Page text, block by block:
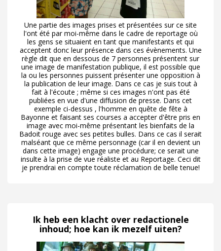
Une partie des images prises et présentées sur ce site
l'ont été par moi-même dans le cadre de reportage où
les gens se situaient en tant que manifestants et qui
acceptent donc leur présence dans ces évènements. Une
règle dit que en dessous de 7 personnes présentent sur
une image de manifestation publique, il est possible que
la ou les personnes puissent présenter une opposition à
la publication de leur image. Dans ce cas je suis tout à
fait à l'écoute ; même si ces images n'ont pas été
publiées en vue d'une diffusion de presse. Dans cet
exemple ci-dessus , l'homme en quête de fête à
Bayonne et faisant ses courses a accepter d'être pris en
image avec moi-même présentant les bienfaits de la
Badoit rouge avec ses petites bulles. Dans ce cas il serait
malséant que ce même personnage (car il en devient un
dans cette image) engage une procédure; ce serait une
insulte à la prise de vue réaliste et au Reportage. Ceci dit
je prendrai en compte toute réclamation de belle tenue!
Ik heb een klacht over redactionele
inhoud; hoe kan ik mezelf uiten?